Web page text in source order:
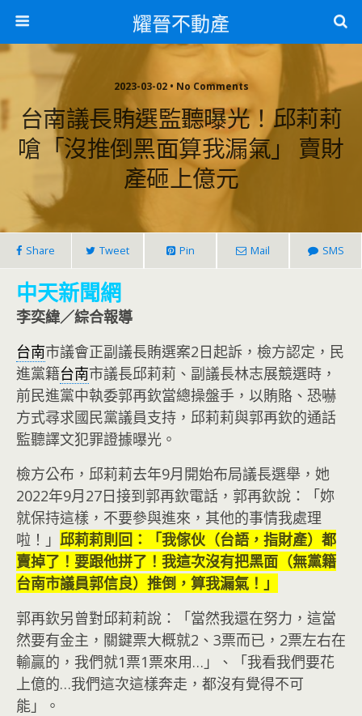
耀晉不動產
2023-03-02 • No Comments
台南議長賄選監聽曝光！邱莉莉
嗆「沒推倒黑面算我漏氣」 賣財
產砸上億元
Share Tweet Pin Mail SMS
中天新聞網
李奕緯／綜合報導
台南市議會正副議長賄選案2日起訴，檢方認定，民
進黨籍台南市議長邱莉莉、副議長林志展競選時，
前民進黨中執委郭再欽當總操盤手，以賄賂、恐嚇
方式尋求國民黨議員支持，邱莉莉與郭再欽的通話
監聽譯文犯罪證據曝光。
檢方公布，邱莉莉去年9月開始布局議長選舉，她
2022年9月27日接到郭再欽電話，郭再欽說：「妳
就保持這樣，不要參與進來，其他的事情我處理
啦！」 邱莉莉則回：「我傢伙（台語，指財產）都
賣掉了！要跟他拼了！我這次沒有把黑面（無黨籍
台南市議員郭信良）推倒，算我漏氣！」
郭再欽另曾對邱莉莉說：「當然我還在努力，這當
然要有金主，關鍵票大概就2、3票而已，2票左右在
輸贏的，我們就1票1票來用…」、「我看我們要花
上億的…我們這次這樣奔走，都沒有覺得不可
能」。